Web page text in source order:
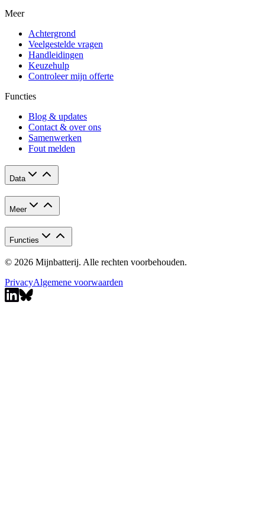
Meer
Achtergrond
Veelgestelde vragen
Handleidingen
Keuzehulp
Controleer mijn offerte
Functies
Blog & updates
Contact & over ons
Samenwerken
Fout melden
Data
Meer
Functies
© 2026 Mijnbatterij. Alle rechten voorbehouden.
PrivacyAlgemene voorwaarden